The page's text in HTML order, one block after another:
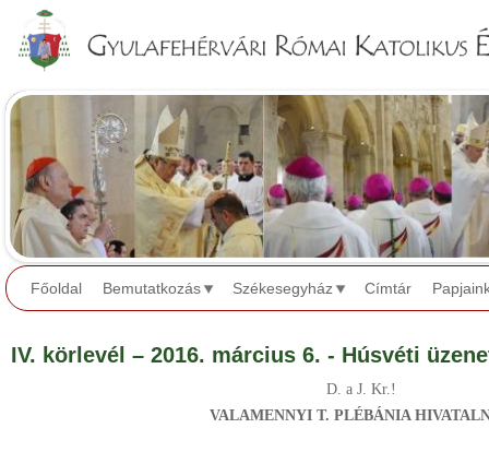
Főoldal Bemutatkozás Székesegyház Címtár
IV. körlevél – 2016. március 6. - Húsvéti
D. a J. Kr.!
VALAMENNYI T. PLÉBÁNIA